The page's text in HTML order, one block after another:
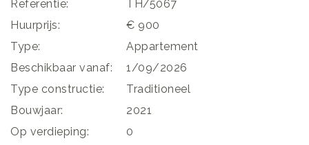
Referentie:
TH/5067
Huurprijs:
€ 900
Type:
Appartement
Beschikbaar vanaf:
1/09/2026
Type constructie:
Traditioneel
Bouwjaar:
2021
Op verdieping:
0